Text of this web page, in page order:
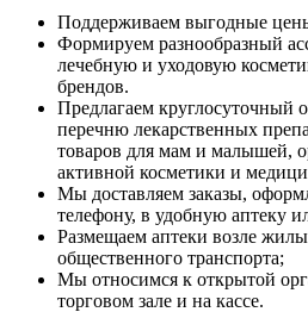
Поддерживаем выгодные
Формируем разнообразный
лечебную и уходовую
брендов.
Предлагаем круглосуточный
перечню лекарственных
товаров для мам и малышей,
активной косметики и
Мы доставляем заказы,
телефону, в удобную аптеку
Размещаем аптеки возле
общественного транспорта;
Мы относимся к открытой
торговом зале и на кассе.